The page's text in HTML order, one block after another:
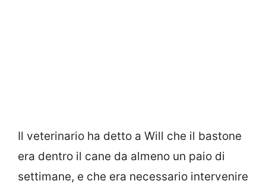
Il veterinario ha detto a Will che il bastone
era dentro il cane da almeno un paio di
settimane, e che era necessario intervenire